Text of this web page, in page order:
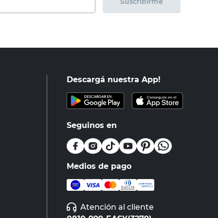
Descargá nuestra App!
Seguinos en
Medios de pago
Atención al cliente